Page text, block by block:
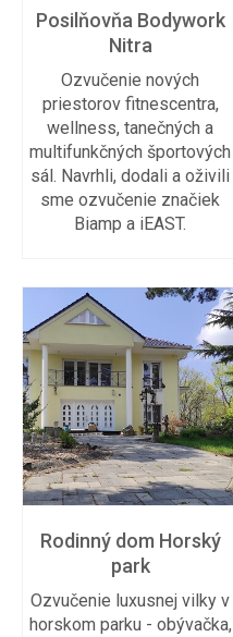
Posilňovňa Bodywork
Nitra
Ozvučenie nových
priestorov fitnescentra,
wellness, tanečných a
multifunkčných športových
sál. Navrhli, dodali a oživili
sme ozvučenie značiek
Biamp a iEAST.
Rodinný dom Horský
park
Ozvučenie luxusnej vilky v
horskom parku - obývačka,